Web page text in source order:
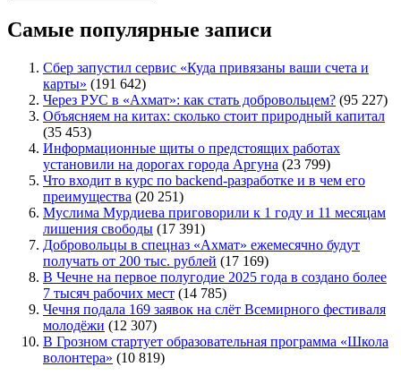
Самые популярные записи
Сбер запустил сервис «Куда привязаны ваши счета и
карты» (191 642)
Через РУС в «Ахмат»: как стать добровольцем? (95 227)
Объясняем на китах: сколько стоит природный капитал
(35 453)
Информационные щиты о предстоящих работах
установили на дорогах города Аргуна (23 799)
Что входит в курс по backend-разработке и в чем его
преимущества (20 251)
Муслима Мурдиева приговорили к 1 году и 11 месяцам
лишения свободы (17 391)
Добровольцы в спецназ «Ахмат» ежемесячно будут
получать от 200 тыс. рублей (17 169)
В Чечне на первое полугодие 2025 года в создано более
7 тысяч рабочих мест (14 785)
Чечня подала 169 заявок на слёт Всемирного фестиваля
молодёжи (12 307)
В Грозном стартует образовательная программа «Школа
волонтера» (10 819)